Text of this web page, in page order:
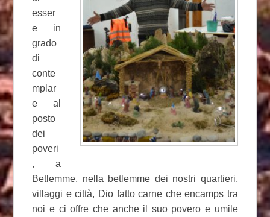
esser
e in
grado
di
conte
mplar
e al
posto
dei
poveri
, a
Betlemme, nella betlemme dei nostri quartieri,
villaggi e città, Dio fatto carne che encamps tra
noi e ci offre che anche il suo povero e umile